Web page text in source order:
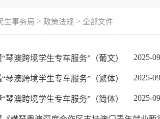
生事务局 > 政策法规 > 全部文件
琴澳跨境学生专车服务”（葡文） 2025-
琴澳跨境学生专车服务”（繁体） 2025-
琴澳跨境学生专车服务”（简体） 2025-